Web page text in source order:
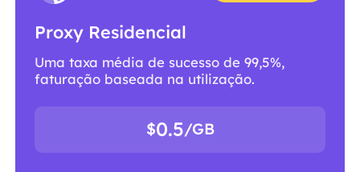
Proxy Residencial
Uma taxa média de sucesso de 99,5%,
faturação baseada na utilização.
$0.5/GB